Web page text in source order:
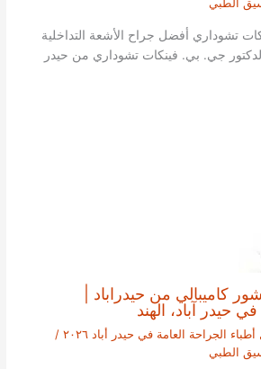
الطبي
تشوداري أفضل جراح الأشعة التداخلية
جي. بي. فينكات تشوداري من حيدر
كاميبالي من حيدراباد |
حيدر آباد، الهند
الجراحة العامة في حيدر أباد ٢٠٢٦
/
الطبي